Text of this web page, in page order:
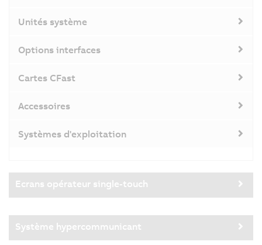
Unités système
Options interfaces
Cartes CFast
Accessoires
Systèmes d'exploitation
Ecrans opérateur single-touch
Système hypercommunicant